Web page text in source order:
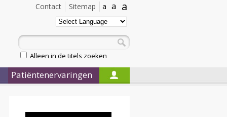
a
a
a
Sitemap
Contact
Alleen in de titels zoeken
Patiëntenervaringen